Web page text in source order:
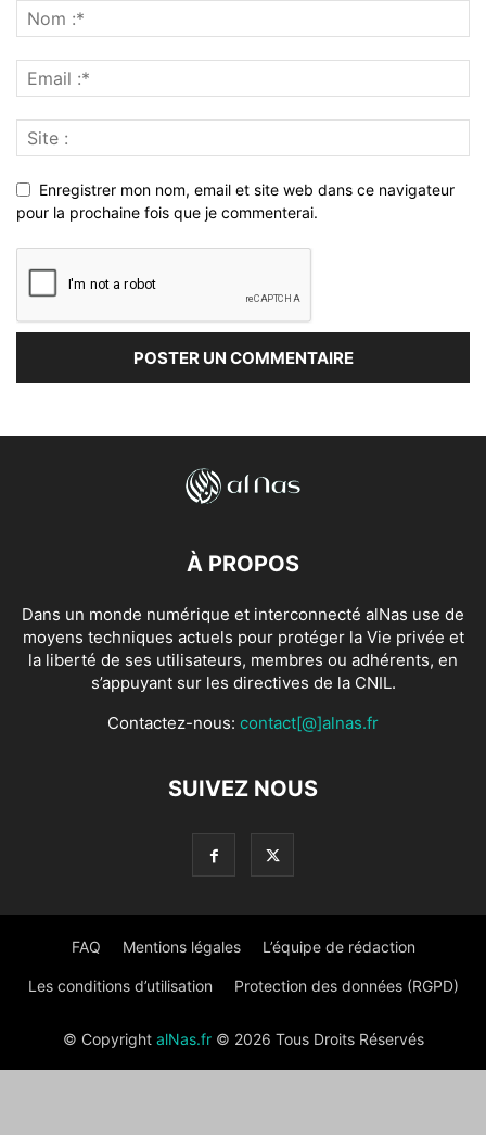
Enregistrer mon nom, email et site web dans ce navigateur
pour la prochaine fois que je commenterai.
À PROPOS
Dans un monde numérique et interconnecté alNas use de
moyens techniques actuels pour protéger la Vie privée et
la liberté de ses utilisateurs, membres ou adhérents, en
s’appuyant sur les directives de la CNIL.
Contactez-nous: contact[@]alnas.fr
SUIVEZ NOUS
FAQ Mentions légales L’équipe de rédaction
Les conditions d’utilisation Protection des données (RGPD)
© Copyright alNas.fr© 2026 Tous Droits Réservés